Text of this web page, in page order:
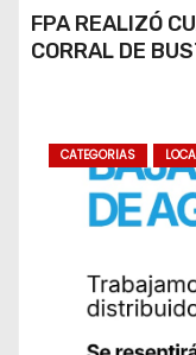
FPA REALIZÓ
CORRAL DE
CATEGORIAS